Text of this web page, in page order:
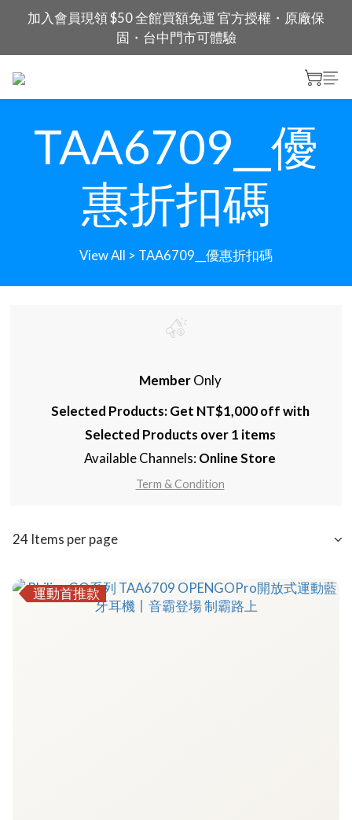
加入會員現領 $50 全館買額免運 官方授權・原廠保
固・台中門市可體驗
TAA6709__優
惠折扣碼
View All > TAA6709__優惠折扣碼
MemberOnly
Selected Products: Get NT$1,000 off with
Selected Products over 1 items
Available Channels: Online Store
Term & Condition
24 Items per page
運動首推款